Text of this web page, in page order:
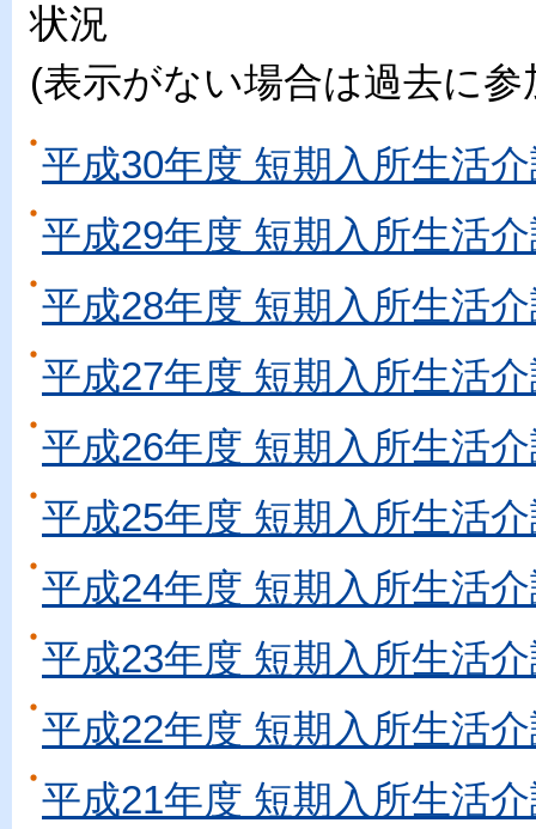
状況
(表示がない場合は過去に
平成30年度 短期入所生活
平成29年度 短期入所生活
平成28年度 短期入所生活
平成27年度 短期入所生活
平成26年度 短期入所生活
平成25年度 短期入所生活
平成24年度 短期入所生活
平成23年度 短期入所生活
平成22年度 短期入所生活
平成21年度 短期入所生活